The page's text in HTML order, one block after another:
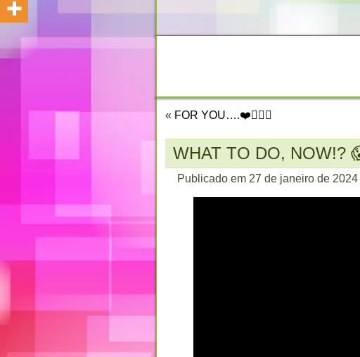
« FOR YOU….❤️🏳️‍🌈🤗
WHAT TO DO, NOW!?
Publicado em 27 de janeiro de 2024